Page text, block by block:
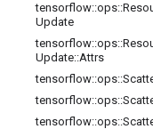
tensorflow::ops::
Update
tensorflow::ops::
Update::Attrs
tensorflow::ops::
tensorflow::ops::
tensorflow::ops::